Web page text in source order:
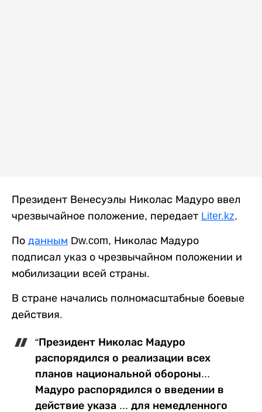
Президент Венесуэлы Николас Мадуро ввел
чрезвычайное положение, передает Liter.kz.
По данным Dw.com, Николас Мадуро
подписал указ о чрезвычайном положении и
мобилизации всей страны.
В стране начались полномасштабные боевые
действия.
“Президент Николас Мадуро
распорядился о реализации всех
планов национальной обороны...
Мадуро распорядился о введении в
действие указа ... для немедленного